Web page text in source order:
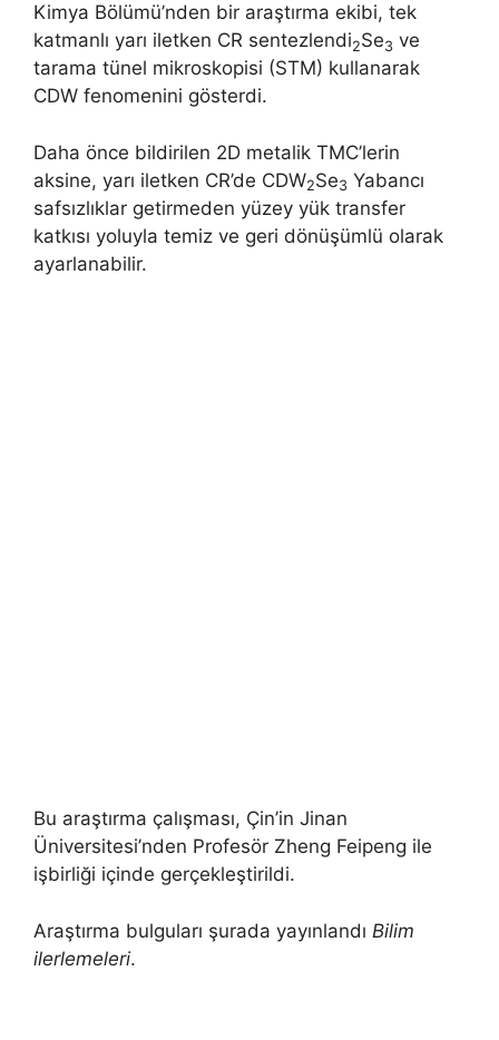
Kimya Bölümü’nden bir araştırma ekibi, tek
katmanlı yarı iletken CR sentezlendi2Se3 ve
tarama tünel mikroskopisi (STM) kullanarak
CDW fenomenini gösterdi.
Daha önce bildirilen 2D metalik TMC’lerin
aksine, yarı iletken CR’de CDW2Se3 Yabancı
safsızlıklar getirmeden yüzey yük transfer
katkısı yoluyla temiz ve geri dönüşümlü olarak
ayarlanabilir.
Bu araştırma çalışması, Çin’in Jinan
Üniversitesi’nden Profesör Zheng Feipeng ile
işbirliği içinde gerçekleştirildi.
Araştırma bulguları şurada yayınlandı Bilim
ilerlemeleri.